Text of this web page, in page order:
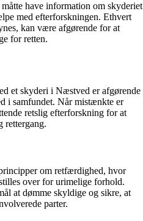
have information om skyderiet
med efterforskningen. Ethvert
kan være afgørende for at
for retten.
et skyderi i Næstved er afgørende
i samfundet. Når mistænkte er
retslig efterforskning for at
rettergang.
om retfærdighed, hvor
over for urimelige forhold.
at dømme skyldige og sikre, at
parter.